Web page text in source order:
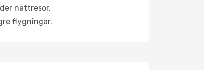
nattresor.
flygningar.